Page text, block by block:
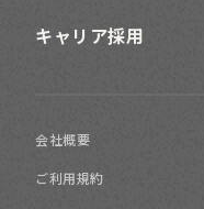
キャリア採用
会社概要
ご利用規約